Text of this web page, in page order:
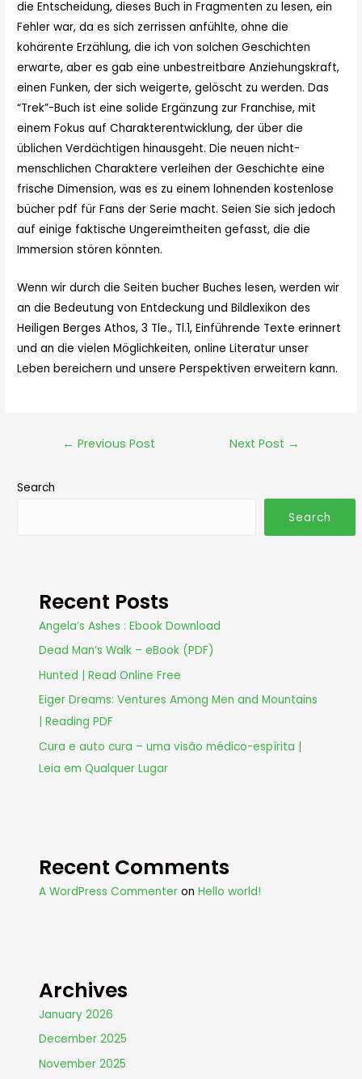
die Entscheidung, dieses Buch in Fragmenten zu lesen, ein
Fehler war, da es sich zerrissen anfühlte, ohne die
kohärente Erzählung, die ich von solchen Geschichten
erwarte, aber es gab eine unbestreitbare Anziehungskraft,
einen Funken, der sich weigerte, gelöscht zu werden. Das
“Trek”-Buch ist eine solide Ergänzung zur Franchise, mit
einem Fokus auf Charakterentwicklung, der über die
üblichen Verdächtigen hinausgeht. Die neuen nicht-
menschlichen Charaktere verleihen der Geschichte eine
frische Dimension, was es zu einem lohnenden kostenlose
bücher pdf für Fans der Serie macht. Seien Sie sich jedoch
auf einige faktische Ungereimtheiten gefasst, die die
Immersion stören könnten.
Wenn wir durch die Seiten bucher Buches lesen, werden wir
an die Bedeutung von Entdeckung und Bildlexikon des
Heiligen Berges Athos, 3 Tle., Tl.1, Einführende Texte erinnert
und an die vielen Möglichkeiten, online Literatur unser
Leben bereichern und unsere Perspektiven erweitern kann.
← Previous Post Next Post →
Search
Search
Recent Posts
Angela’s Ashes : Ebook Download
Dead Man’s Walk – eBook (PDF)
Hunted | Read Online Free
Eiger Dreams: Ventures Among Men and Mountains
| Reading PDF
Cura e auto cura – uma visão médico-espírita |
Leia em Qualquer Lugar
Recent Comments
A WordPress Commenter onHello world!
Archives
January 2026
December 2025
November 2025